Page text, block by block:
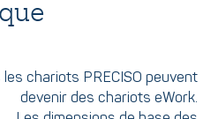
les chariots PRECISO peuvent
devenir des chariots eWork.